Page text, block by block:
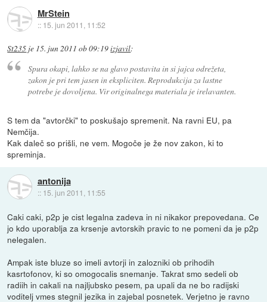
MrStein
:: 15. jun 2011, 11:52
St235 je 15. jun 2011 ob 09:19izjavil:
Spura okapi, lahko se na glavo postavita in si jajca odrežeta,
zakon je pri tem jasen in ekspliciten. Reprodukcija za lastne
potrebe je dovoljena. Vir originalnega materiala je irelavanten.
S tem da "avtorčki" to poskušajo spremenit. Na ravni EU, pa
Nemčija.
Kak daleč so prišli, ne vem. Mogoče je že nov zakon, ki to
spreminja.
antonija
:: 15. jun 2011, 11:55
Caki caki, p2p je cist legalna zadeva in ni nikakor prepovedana. Ce
jo kdo uporablja za krsenje avtorskih pravic to ne pomeni da je p2p
nelegalen.
Ampak iste bluze so imeli avtorji in zalozniki ob prihodih
kasrtofonov, ki so omogocalis snemanje. Takrat smo sedeli ob
radiih in cakali na najljubsko pesem, pa upali da ne bo radijski
voditelj vmes stegnil jezika in zajebal posnetek. Verjetno je ravno